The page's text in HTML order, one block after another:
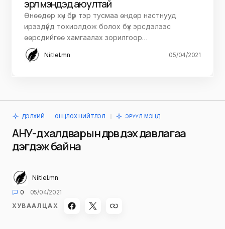
эрүүл мэндэд аюултай
Өнөөдөр хүн бүр тэр тусмаа өндөр настнууд
ирээдүйд тохиолдож болох бүх эрсдэлээс
өөрсдийгөө хамгаалах зорилгоор…
Niitlel.mn 05/04/2021
ДЭЛХИЙ ОНЦЛОХ НИЙТЛЭЛ ЭРҮҮЛ МЭНД
АНУ-д халдварын дөрөв дэх давлагаа
дэгдэж байна
Niitlel.mn
0
05/04/2021
ХУВААЛЦАХ